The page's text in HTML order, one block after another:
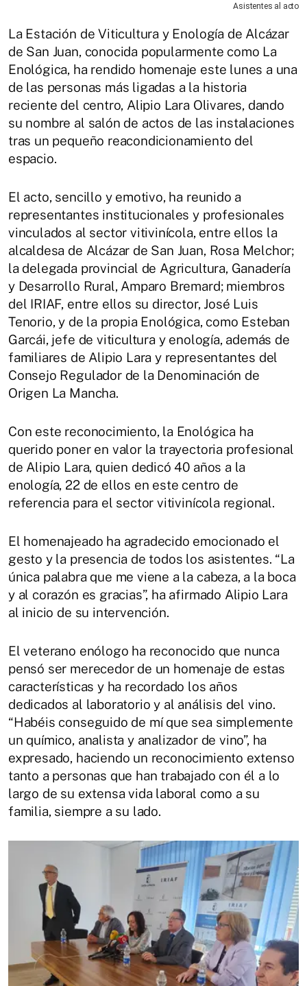
Asistentes al acto
La Estación de Viticultura y Enología de Alcázar
de San Juan, conocida popularmente como La
Enológica, ha rendido homenaje este lunes a una
de las personas más ligadas a la historia
reciente del centro, Alipio Lara Olivares, dando
su nombre al salón de actos de las instalaciones
tras un pequeño reacondicionamiento del
espacio.
El acto, sencillo y emotivo, ha reunido a
representantes institucionales y profesionales
vinculados al sector vitivinícola, entre ellos la
alcaldesa de Alcázar de San Juan, Rosa Melchor;
la delegada provincial de Agricultura, Ganadería
y Desarrollo Rural, Amparo Bremard; miembros
del IRIAF, entre ellos su director, José Luis
Tenorio, y de la propia Enológica, como Esteban
Garcái, jefe de viticultura y enología, además de
familiares de Alipio Lara y representantes del
Consejo Regulador de la Denominación de
Origen La Mancha.
Con este reconocimiento, la Enológica ha
querido poner en valor la trayectoria profesional
de Alipio Lara, quien dedicó 40 años a la
enología, 22 de ellos en este centro de
referencia para el sector vitivinícola regional.
El homenajeado ha agradecido emocionado el
gesto y la presencia de todos los asistentes. “La
única palabra que me viene a la cabeza, a la boca
y al corazón es gracias”, ha afirmado Alipio Lara
al inicio de su intervención.
El veterano enólogo ha reconocido que nunca
pensó ser merecedor de un homenaje de estas
características y ha recordado los años
dedicados al laboratorio y al análisis del vino.
“Habéis conseguido de mí que sea simplemente
un químico, analista y analizador de vino”, ha
expresado, haciendo un reconocimiento extenso
tanto a personas que han trabajado con él a lo
largo de su extensa vida laboral como a su
familia, siempre a su lado.